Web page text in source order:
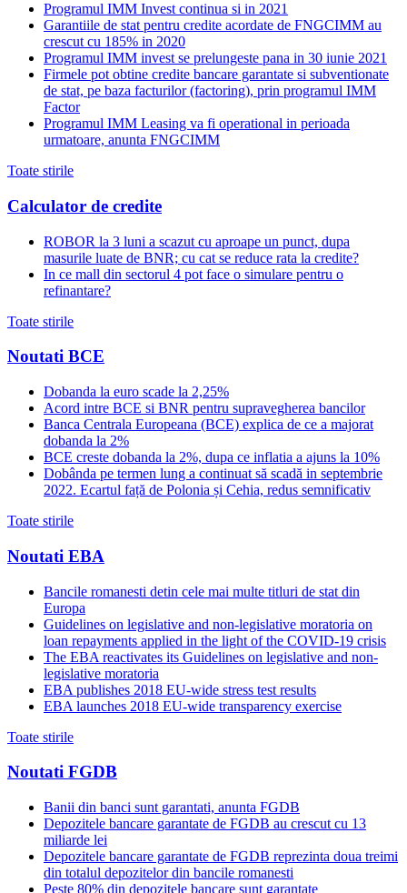
Programul IMM Invest continua si in 2021
Garantiile de stat pentru credite acordate de FNGCIMM au
crescut cu 185% in 2020
Programul IMM invest se prelungeste pana in 30 iunie 2021
Firmele pot obtine credite bancare garantate si subventionate
de stat, pe baza facturilor (factoring), prin programul IMM
Factor
Programul IMM Leasing va fi operational in perioada
urmatoare, anunta FNGCIMM
Toate stirile
Calculator de credite
ROBOR la 3 luni a scazut cu aproape un punct, dupa
masurile luate de BNR; cu cat se reduce rata la credite?
In ce mall din sectorul 4 pot face o simulare pentru o
refinantare?
Toate stirile
Noutati BCE
Dobanda la euro scade la 2,25%
Acord intre BCE si BNR pentru supravegherea bancilor
Banca Centrala Europeana (BCE) explica de ce a majorat
dobanda la 2%
BCE creste dobanda la 2%, dupa ce inflatia a ajuns la 10%
Dobânda pe termen lung a continuat să scadă in septembrie
2022. Ecartul față de Polonia și Cehia, redus semnificativ
Toate stirile
Noutati EBA
Bancile romanesti detin cele mai multe titluri de stat din
Europa
Guidelines on legislative and non-legislative moratoria on
loan repayments applied in the light of the COVID-19 crisis
The EBA reactivates its Guidelines on legislative and non-
legislative moratoria
EBA publishes 2018 EU-wide stress test results
EBA launches 2018 EU-wide transparency exercise
Toate stirile
Noutati FGDB
Banii din banci sunt garantati, anunta FGDB
Depozitele bancare garantate de FGDB au crescut cu 13
miliarde lei
Depozitele bancare garantate de FGDB reprezinta doua treimi
din totalul depozitelor din bancile romanesti
Peste 80% din depozitele bancare sunt garantate